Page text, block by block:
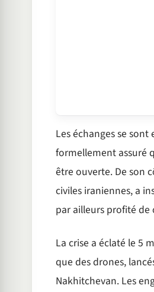
Les échanges se
formellement assuré
être ouverte. De son
civiles iraniennes, a
par ailleurs profité
La crise a éclaté le 5
que des drones,
Nakhitchevan. Les